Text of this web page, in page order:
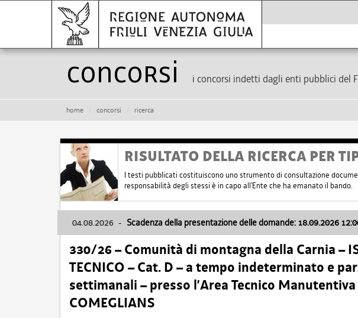
Concorsi i concorsi indetti dagli enti pubblici del
home concorsi ricerca
RISULTATO DELLA RICERCA PER
I testi pubblicati costituiscono uno strumento di consultazione
responsabilità degli stessi è in capo all'Ente che ha emanato il bando.
04.08.2026 - Scadenza della presentazione delle domande: 18.09.2026
330/26 – Comunità di montagna della Carnia –
TECNICO – Cat. D – a tempo indeterminato e
settimanali – presso l’Area Tecnico
COMEGLIANS